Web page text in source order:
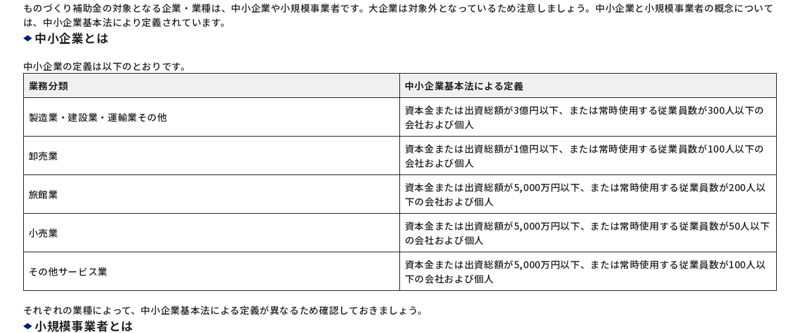
ものづくり補助金の対象となる企業・業種は、中小企業や小規模事業者です。大企業は対象外となっているため注意しましょう。中小企業と小規模事業者の概念について
は、中小企業基本法により定義されています。
中小企業とは
中小企業の定義は以下のとおりです。
業務分類
中小企業基本法による定義
製造業・建設業・運輸業その他
資本金または出資総額が3億円以下、または常時使用する従業員数が300人以下の
会社および個人
卸売業
資本金または出資総額が1億円以下、または常時使用する従業員数が100人以下の
会社および個人
旅館業
資本金または出資総額が5,000万円以下、または常時使用する従業員数が200人以
下の会社および個人
小売業
資本金または出資総額が5,000万円以下、または常時使用する従業員数が50人以下
の会社および個人
その他サービス業
資本金または出資総額が5,000万円以下、または常時使用する従業員数が100人以
下の会社および個人
それぞれの業種によって、中小企業基本法による定義が異なるため確認しておきましょう。
小規模事業者とは